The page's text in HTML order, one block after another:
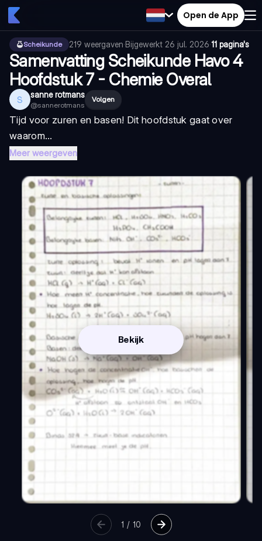
Open de App
Scheikunde 219 weergaven·Bijgewerkt 26 jul. 2026·11 pagina's
Samenvatting Scheikunde Havo 4
Hoofdstuk 7 - Chemie Overal
S sanne rotmans
@sannerotmans
Volgen
Tijd voor zuren en basen! Dit hoofdstuk gaat over
waarom...
Meer weergeven
Bekijk
1 / 10